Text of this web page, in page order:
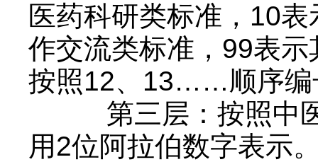
医药科研类标准，10
作交流类标准，99表
按照12、13……顺序编
第三层： 按照中
用2位阿拉伯数字表示